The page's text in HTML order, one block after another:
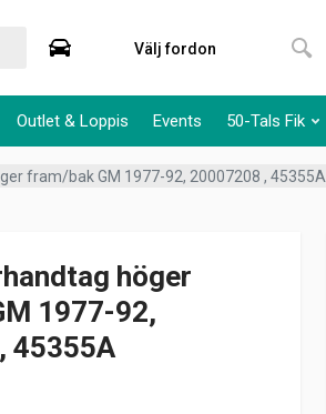
Outlet & Loppis Events 50-Tals Fik
Välj fordon
fram/bak GM 1977-92, 20007208 , 45355A
höger
1977-92,
45355A